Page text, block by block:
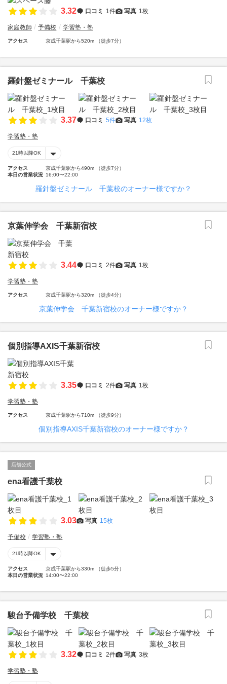
3.32 口コミ 1件 写真 1枚
家庭教師 予備校 学習塾・塾
アクセス 京成千葉駅から520m （徒歩7分）
羅針盤ゼミナール 千葉校
3.37 口コミ 5件 写真 12枚
学習塾・塾
21時以降OK
アクセス
京成千葉駅から490m （徒歩7分）
本日の営業状況 16:00〜22:00
羅針盤ゼミナール 千葉校のオーナー様ですか？
京葉伸学会 千葉新宿校
3.44 口コミ 2件 写真 1枚
学習塾・塾
アクセス 京成千葉駅から320m （徒歩4分）
京葉伸学会 千葉新宿校のオーナー様ですか？
個別指導AXIS千葉新宿校
3.35 口コミ 2件 写真 1枚
学習塾・塾
アクセス 京成千葉駅から710m （徒歩9分）
個別指導AXIS千葉新宿校のオーナー様ですか？
店舗公式
ena看護千葉校
3.03 写真 15枚
予備校 学習塾・塾
21時以降OK
アクセス
京成千葉駅から330m （徒歩5分）
本日の営業状況 14:00〜22:00
駿台予備学校 千葉校
3.32 口コミ 2件 写真 3枚
学習塾・塾